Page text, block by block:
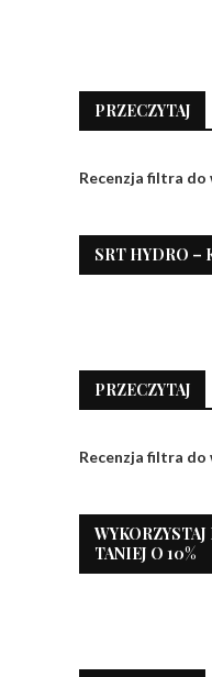
PRZECZYTAJ
Recenzja filtra do
SRT HYDRO –
PRZECZYTAJ
Recenzja filtra do
TANIEJ O 10%